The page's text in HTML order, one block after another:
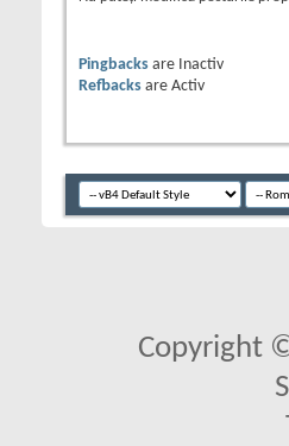
Pingbacks are
Inactiv
Refbacks are Activ
Copyright